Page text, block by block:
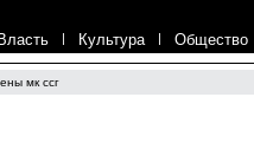
Власть | Культура | Общество
мк ссг